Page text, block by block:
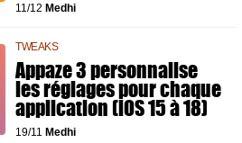
11/12 Medhi
TWEAKS
Appaze 3 personnalise
les réglages pour chaque
application (iOS 15 à 18)
19/11 Medhi